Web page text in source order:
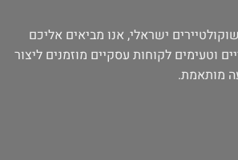
ישראלי, אנו מביאים אליכם
וטעימים לקוחות עסקיים מוזמנים ליצור
מותאמת.